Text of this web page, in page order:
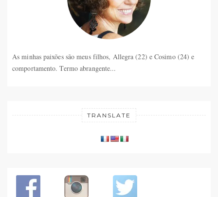
As minhas paixões são meus filhos, Allegra (22) e Cosimo (24) e
comportamento. Termo abrangente...
TRANSLATE